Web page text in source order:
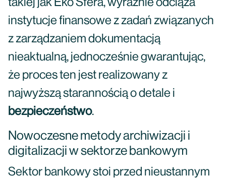
takiej jak Eko Sfera, wyraźnie odciąża
instytucje finansowe z zadań związanych
z zarządzaniem dokumentacją
nieaktualną, jednocześnie gwarantując,
że proces ten jest realizowany z
najwyższą starannością o detale i
bezpieczeństwo.
Nowoczesne metody archiwizacji i
digitalizacji w sektorze bankowym
Sektor bankowy stoi przed nieustannym